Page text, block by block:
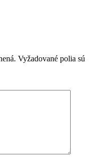
Vyžadované polia sú